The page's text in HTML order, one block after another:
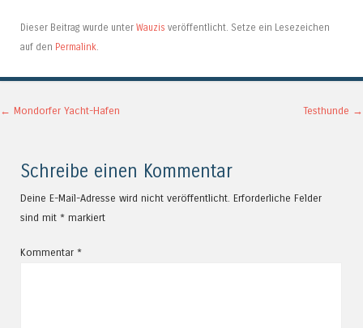
Dieser Beitrag wurde unter Wauzis veröffentlicht. Setze ein Lesezeichen
auf den Permalink.
Artikel-Navigation
← Mondorfer Yacht-Hafen Testhunde →
Schreibe einen Kommentar
Deine E-Mail-Adresse wird nicht veröffentlicht. Erforderliche Felder
sind mit * markiert
Kommentar *